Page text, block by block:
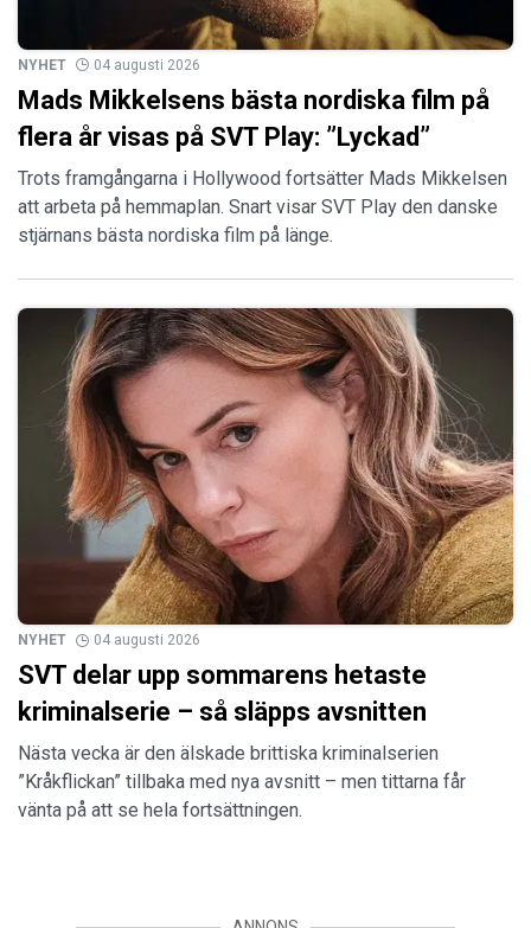
NYHET 04 augusti 2026
Mads Mikkelsens bästa nordiska film på
flera år visas på SVT Play: ”Lyckad”
Trots framgångarna i Hollywood fortsätter Mads Mikkelsen
att arbeta på hemmaplan. Snart visar SVT Play den danske
stjärnans bästa nordiska film på länge.
NYHET 04 augusti 2026
SVT delar upp sommarens hetaste
kriminalserie – så släpps avsnitten
Nästa vecka är den älskade brittiska kriminalserien
”Kråkflickan” tillbaka med nya avsnitt – men tittarna får
vänta på att se hela fortsättningen.